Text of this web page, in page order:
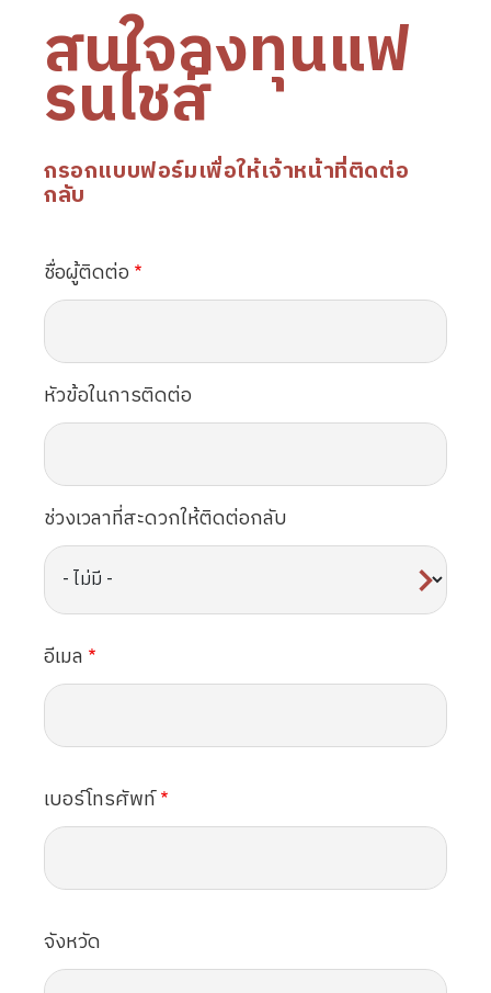
สนใจลงทุนแฟ
รนไชส์
กรอกแบบฟอร์มเพื่อให้เจ้าหน้าที่ติดต่อ
กลับ
ชื่อผู้ติดต่อ
หัวข้อในการติดต่อ
ช่วงเวลาที่สะดวกให้ติดต่อกลับ
อีเมล
เบอร์โทรศัพท์
จังหวัด